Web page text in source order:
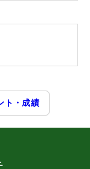
ト・成績